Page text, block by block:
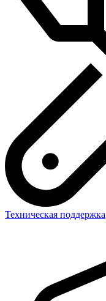
Техническая поддержка